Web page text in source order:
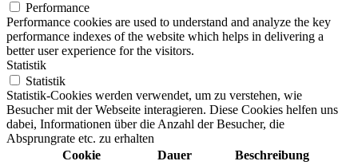
Performance
Performance cookies are used to understand and analyze the key
performance indexes of the website which helps in delivering a
better user experience for the visitors.
Statistik
Statistik
Statistik-Cookies werden verwendet, um zu verstehen, wie
Besucher mit der Webseite interagieren. Diese Cookies helfen uns
dabei, Informationen über die Anzahl der Besucher, die
Absprungrate etc. zu erhalten
Cookie
Dauer Beschreibung